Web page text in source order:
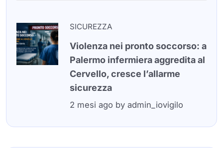
SICUREZZA
Violenza nei pronto soccorso: a
Palermo infermiera aggredita al
Cervello, cresce l’allarme
sicurezza
2 mesi ago by admin_iovigilo